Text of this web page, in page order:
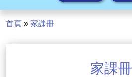
首頁 » 家課冊
家課冊